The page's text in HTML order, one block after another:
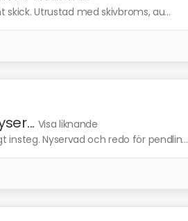
skick. Utrustad med skivbroms, au...
Visa liknande
Nyservad och redo för pendlin...